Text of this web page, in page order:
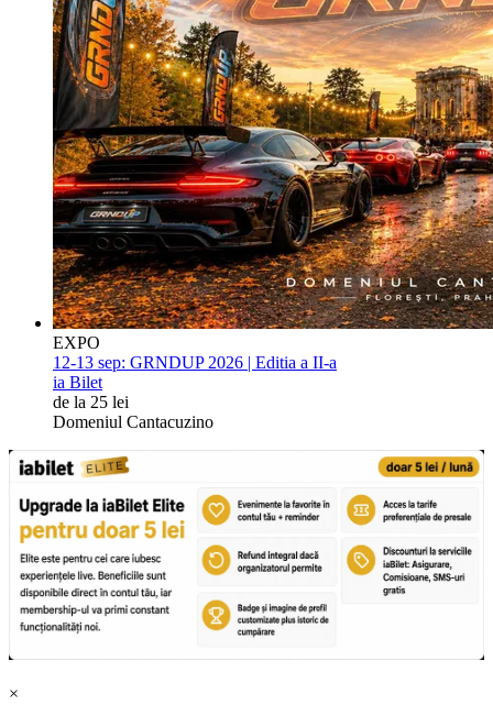
EXPO
12-13 sep: GRNDUP 2026 | Editia a II-a
ia Bilet
de la 25 lei
Domeniul Cantacuzino
×